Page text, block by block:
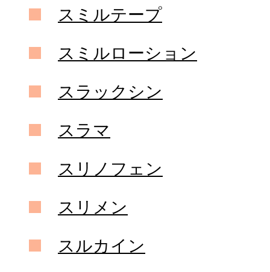
スミルテープ
スミルローション
スラックシン
スラマ
スリノフェン
スリメン
スルカイン